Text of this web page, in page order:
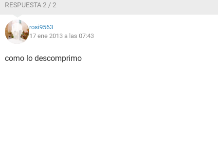
RESPUESTA 2 / 2
rosi9563
17 ene 2013 a las 07:43
como lo descomprimo